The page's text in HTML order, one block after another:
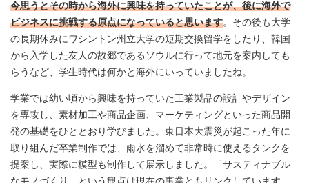
今思うとその時から海外に興味を持っていたことが、後に海外で
ビジネスに挑戦する原点になっていると思います。その後も大学
の長期休みにワシントン州立大学の短期交換留学をしたり、韓国
から入学した友人の故郷であるソウルに行って地元を案内しても
らうなど、学生時代は何かと海外にいっていましたね。
学業では幼い頃から興味を持っていた工業製品の設計やデザイン
を専攻し、素材加工や商品企画、マーケティングといった商品開
発の基礎をひととおり学びました。東日本大震災が起こった年に
取り組んだ卒業制作では、雨水を溜めて非常時に使えるタンクを
提案し、実際に模型も制作して展示しました。「サスティナブル
なモノづくり」という観点は現在の事業ともリンクしています。